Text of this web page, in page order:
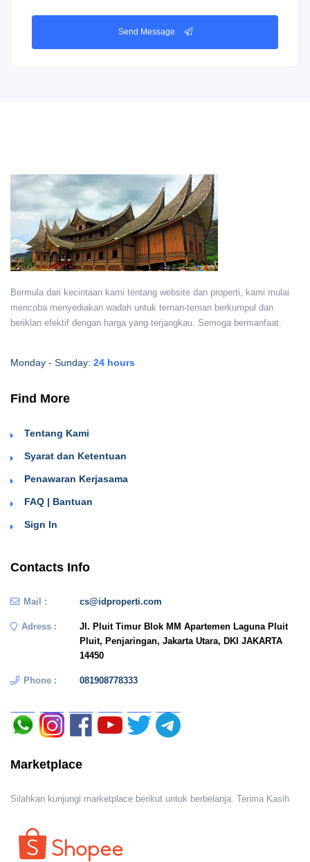
Send Message
Bermula dari kecintaan kami tentang website dan properti, kami mulai
mencoba menyediakan wadah untuk teman-teman berkumpul dan
beriklan efektif dengan harga yang terjangkau. Semoga bermanfaat.
Monday - Sunday: 24 hours
Find More
Tentang Kami
Syarat dan Ketentuan
Penawaran Kerjasama
FAQ | Bantuan
Sign In
Contacts Info
Mail : cs@idproperti.com
Adress :
Jl. Pluit Timur Blok MM Apartemen Laguna Pluit
Pluit, Penjaringan, Jakarta Utara, DKI JAKARTA
14450
Phone : 081908778333
Marketplace
Silahkan kunjungi marketplace berikut untuk berbelanja. Terima Kasih